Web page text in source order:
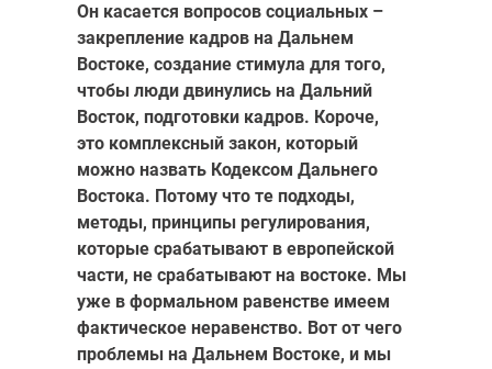
Он касается вопросов социальных –
закрепление кадров на Дальнем
Востоке, создание стимула для того,
чтобы люди двинулись на Дальний
Восток, подготовки кадров. Короче,
это комплексный закон, который
можно назвать Кодексом Дальнего
Востока. Потому что те подходы,
методы, принципы регулирования,
которые срабатывают в европейской
части, не срабатывают на востоке. Мы
уже в формальном равенстве имеем
фактическое неравенство. Вот от чего
проблемы на Дальнем Востоке, и мы